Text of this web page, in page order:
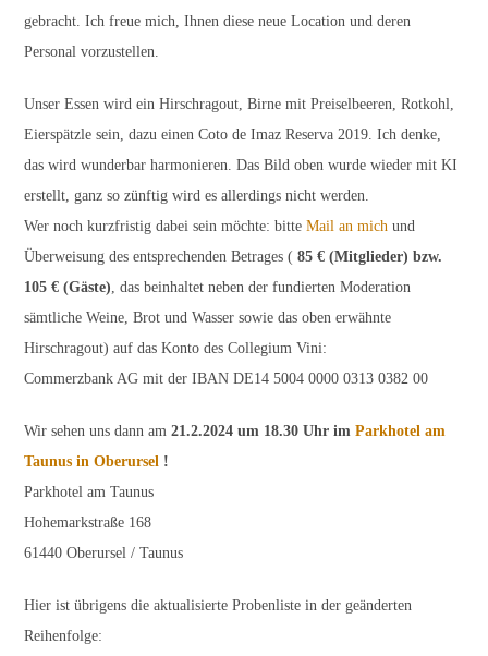
gebracht. Ich freue mich, Ihnen diese neue Location und deren
Personal vorzustellen.
Unser Essen wird ein Hirschragout, Birne mit Preiselbeeren, Rotkohl,
Eierspätzle sein, dazu einen Coto de Imaz Reserva 2019. Ich denke,
das wird wunderbar harmonieren. Das Bild oben wurde wieder mit KI
erstellt, ganz so zünftig wird es allerdings nicht werden.
Wer noch kurzfristig dabei sein möchte: bitteMail an mich und
Überweisung des entsprechenden Betrages (85 € (Mitglieder) bzw.
105 € (Gäste) , das beinhaltet neben der fundierten Moderation
sämtliche Weine, Brot und Wasser sowie das oben erwähnte
Hirschragout) auf das Konto des Collegium Vini:
Commerzbank AG mit der IBAN DE14 5004 0000 0313 0382 00
Wir sehen uns dann am21.2.2024 um 18.30 Uhr imParkhotel am
Taunus in Oberursel !
Parkhotel am Taunus
Hohemarkstraße 168
61440 Oberursel / Taunus
Hier ist übrigens die aktualisierte Probenliste in der geänderten
Reihenfolge: